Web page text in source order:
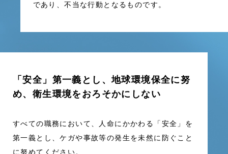
であり、不当な行動となるものです。
「安全」第一義とし、地球環境保全に努
め、 衛生環境をおろそかにしない
すべての職務において、人命にかかわる「安全」を
第一義とし、ケガや事故等の発生を未然に防ぐこと
に努めてください。